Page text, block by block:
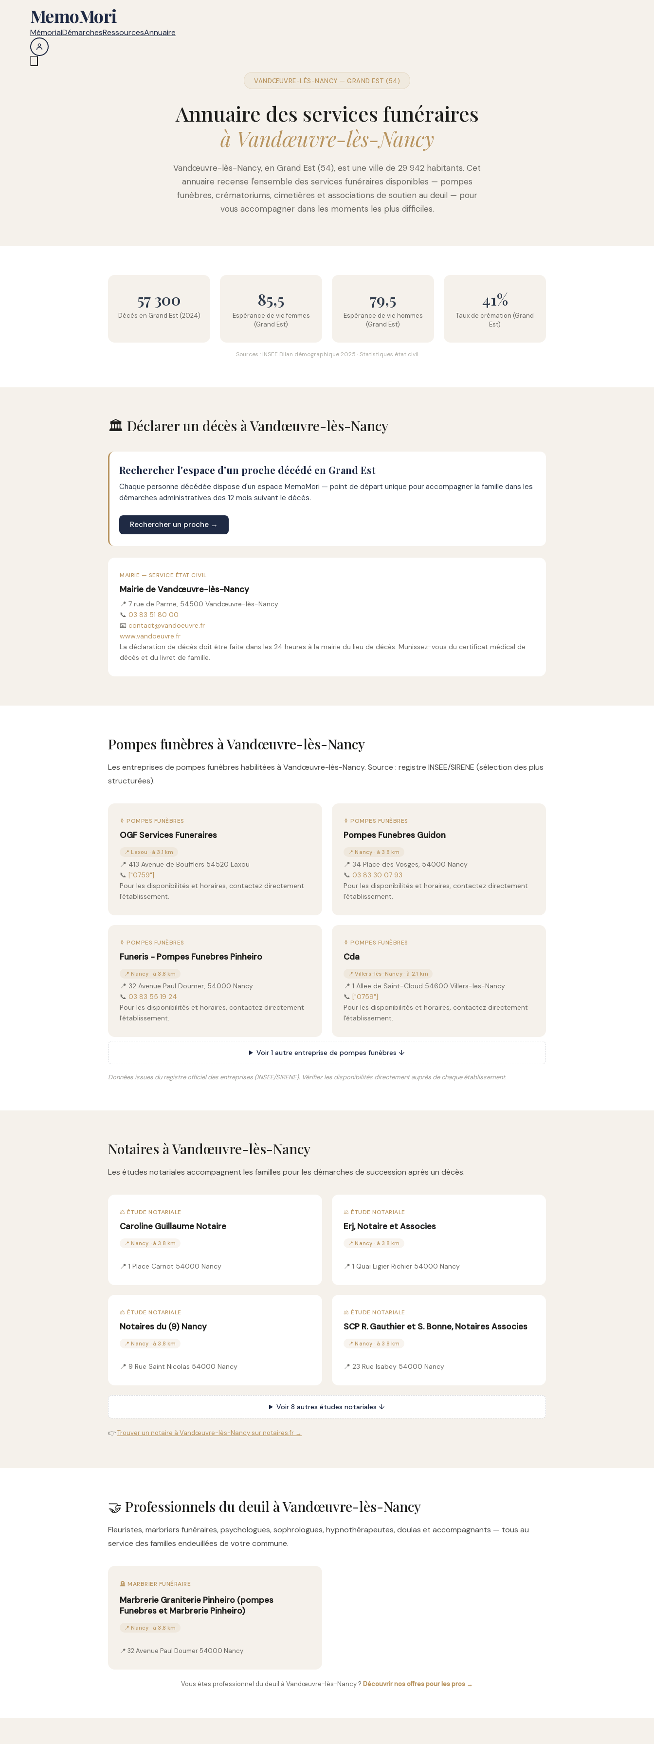
MemoMori
MémorialDémarchesRessourcesAnnuaire
VANDŒUVRE-LÈS-NANCY — GRAND EST (54)
Annuaire des services funéraires
à Vandœuvre-lès-Nancy
Vandœuvre-lès-Nancy, en Grand Est (54), est une ville de 29 942 habitants. Cet
annuaire recense l'ensemble des services funéraires disponibles — pompes
funèbres, crématoriums, cimetières et associations de soutien au deuil — pour
vous accompagner dans les moments les plus difficiles.
57 300
Décès en Grand Est (2024)
85,5
Espérance de vie femmes
(Grand Est)
79,5
Espérance de vie hommes
(Grand Est)
41%
Taux de crémation (Grand
Est)
Sources : INSEE Bilan démographique 2025 · Statistiques état civil
🏛️ Déclarer un décès à Vandœuvre-lès-Nancy
Rechercher l'espace d'un proche décédé en Grand Est
Chaque personne décédée dispose d'un espace MemoMori — point de départ unique pour accompagner la famille dans les
démarches administratives des 12 mois suivant le décès.
Rechercher un proche →
MAIRIE — SERVICE ÉTAT CIVIL
Mairie de Vandœuvre-lès-Nancy
📍 7 rue de Parme, 54500 Vandœuvre-lès-Nancy
📞 03 83 51 80 00
📧 contact@vandoeuvre.fr
www.vandoeuvre.fr
La déclaration de décès doit être faite dans les 24 heures à la mairie du lieu de décès. Munissez-vous du certificat médical de
décès et du livret de famille.
Pompes funèbres à Vandœuvre-lès-Nancy
Les entreprises de pompes funèbres habilitées à Vandœuvre-lès-Nancy. Source : registre INSEE/SIRENE (sélection des plus
structurées).
⚱️ POMPES FUNÈBRES
OGF Services Funeraires
📍 Laxou · à 3.1 km
📍 413 Avenue de Boufflers 54520 Laxou
📞 ["0759"]
Pour les disponibilités et horaires, contactez directement
l'établissement.
⚱️ POMPES FUNÈBRES
Pompes Funebres Guidon
📍 Nancy · à 3.8 km
📍 34 Place des Vosges, 54000 Nancy
📞 03 83 30 07 93
Pour les disponibilités et horaires, contactez directement
l'établissement.
⚱️ POMPES FUNÈBRES
Funeris - Pompes Funebres Pinheiro
📍 Nancy · à 3.8 km
📍 32 Avenue Paul Doumer, 54000 Nancy
📞 03 83 55 19 24
Pour les disponibilités et horaires, contactez directement
l'établissement.
⚱️ POMPES FUNÈBRES
Cda
📍 Villers-lès-Nancy · à 2.1 km
📍 1 Allee de Saint-Cloud 54600 Villers-les-Nancy
📞 ["0759"]
Pour les disponibilités et horaires, contactez directement
l'établissement.
Voir 1 autre entreprise de pompes funèbres ↓
Données issues du registre officiel des entreprises (INSEE/SIRENE). Vérifiez les disponibilités directement auprès de chaque établissement.
Notaires à Vandœuvre-lès-Nancy
Les études notariales accompagnent les familles pour les démarches de succession après un décès.
⚖️ ÉTUDE NOTARIALE
Caroline Guillaume Notaire
📍 Nancy · à 3.8 km
📍 1 Place Carnot 54000 Nancy
⚖️ ÉTUDE NOTARIALE
Erj, Notaire et Associes
📍 Nancy · à 3.8 km
📍 1 Quai Ligier Richier 54000 Nancy
⚖️ ÉTUDE NOTARIALE
Notaires du (9) Nancy
📍 Nancy · à 3.8 km
📍 9 Rue Saint Nicolas 54000 Nancy
⚖️ ÉTUDE NOTARIALE
SCP R. Gauthier et S. Bonne, Notaires Associes
📍 Nancy · à 3.8 km
📍 23 Rue Isabey 54000 Nancy
Voir 8 autres études notariales ↓
👉Trouver un notaire à Vandœuvre-lès-Nancy sur notaires.fr →
🤝 Professionnels du deuil à Vandœuvre-lès-Nancy
Fleuristes, marbriers funéraires, psychologues, sophrologues, hypnothérapeutes, doulas et accompagnants — tous au
service des familles endeuillées de votre commune.
🪦 MARBRIER FUNÉRAIRE
Marbrerie Graniterie Pinheiro (pompes
Funebres et Marbrerie Pinheiro)
📍 Nancy · à 3.8 km
📍 32 Avenue Paul Doumer 54000 Nancy
Vous êtes professionnel du deuil à Vandœuvre-lès-Nancy ? Découvrir nos offres pour les pros →